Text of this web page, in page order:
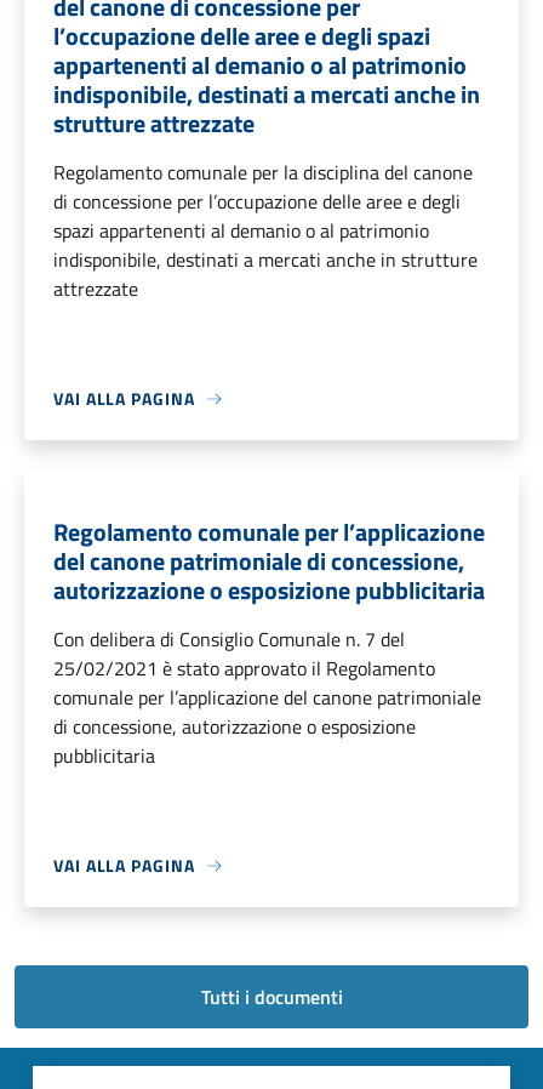
l’occupazione delle aree e degli spazi
appartenenti al demanio o al patrimonio
indisponibile, destinati a mercati anche in
strutture attrezzate
Regolamento comunale per la disciplina del canone
di concessione per l’occupazione delle aree e degli
spazi appartenenti al demanio o al patrimonio
indisponibile, destinati a mercati anche in strutture
attrezzate
VAI ALLA PAGINA
Regolamento comunale per l’applicazione
del canone patrimoniale di concessione,
autorizzazione o esposizione pubblicitaria
Con delibera di Consiglio Comunale n. 7 del
25/02/2021 è stato approvato il Regolamento
comunale per l’applicazione del canone patrimoniale
di concessione, autorizzazione o esposizione
pubblicitaria
VAI ALLA PAGINA
Tutti i documenti